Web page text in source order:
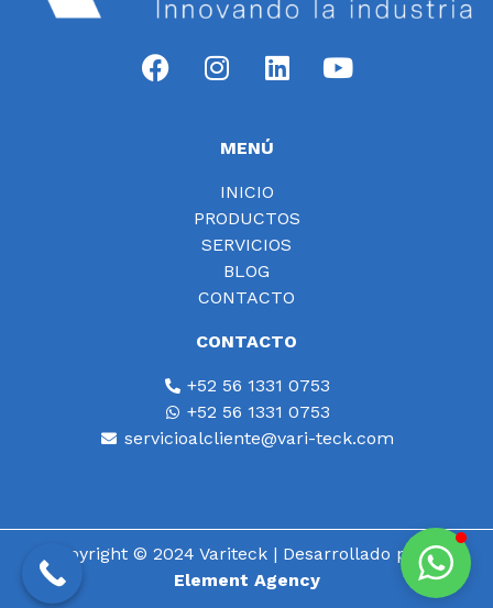
MENÚ
INICIO
PRODUCTOS
SERVICIOS
BLOG
CONTACTO
CONTACTO
+52 56 1331 0753
+52 56 1331 0753
servicioalcliente@vari-teck.com
Copyright © 2024 Variteck | Desarrollado por 15
Element Agency